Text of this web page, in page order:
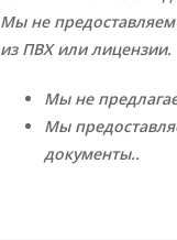
Мы не предоставляем
из ПВХ или лицензии.
Мы не
Мы
документы..